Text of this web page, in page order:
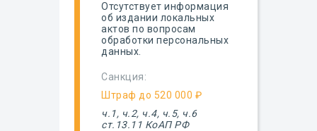
Санкция:
ч.1, ч.2, ч.4, ч.5, ч.6
ст.13.11 КоАП РФ
Штраф до 520 000 ₽
Отсутствует информация
об издании локальных
актов по вопросам
обработки персональных
данных.